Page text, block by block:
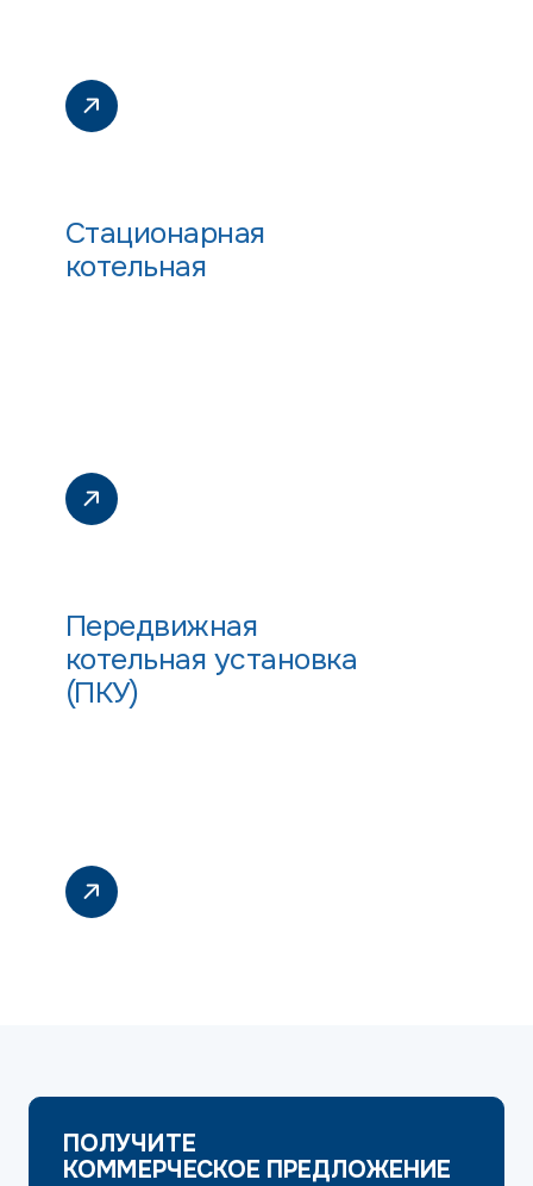
Стационарная
котельная
Передвижная
котельная установка
(ПКУ)
ПОЛУЧИТЕ
КОММЕРЧЕСКОЕ ПРЕДЛОЖЕНИЕ